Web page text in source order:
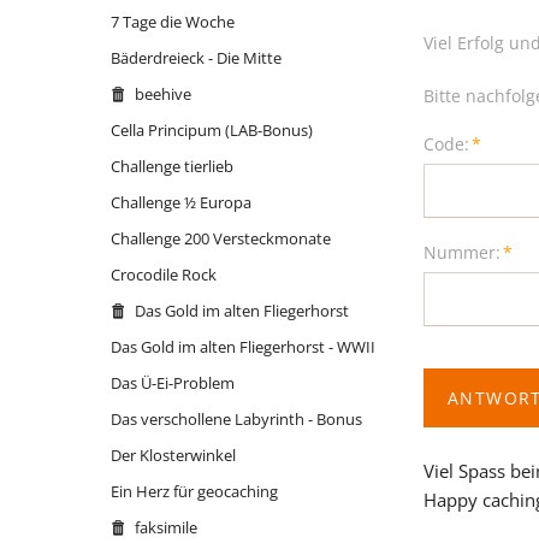
Thron mit Ausblick
Mariahilf
Parkuhr
moose on the roof
oiweiwaslos!
reindeer - Logstempel
reindeer - the sledge
reindeer Xmas Cup - FURY FLY
Rhinitis vac forte
Santa's Reindeer: BLITZEN
Santa's Reindeer: DASHER
Santa's Reindeer: DONNER
Santa's Reindeer: OLIVE
Santa's Reindeer: PRANCER
Santa's Reindeer: RUDOLPH
reindeer
Rott-Taler
return.
Titleist
under
Viel Erfolg
Bitte
Pflichtfeld
Code:*
Pflichtfeld
Nummer:*
Viel Spass
Happy
7 Tage die Woche
Bäderdreieck - Die Mitte
beehive
Cella Principum (LAB-Bonus)
Challenge tierlieb
Challenge ½ Europa
Challenge 200 Versteckmonate
Crocodile Rock
Das Gold im alten Fliegerhorst
Das Gold im alten Fliegerhorst - WWII
Das Ü-Ei-Problem
Das verschollene Labyrinth - Bonus
Der Klosterwinkel
Ein Herz für geocaching
faksimile